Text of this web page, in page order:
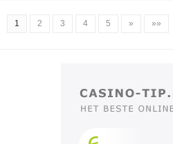
1 2 3 4 5 » »»